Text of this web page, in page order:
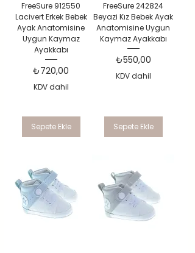
FreeSure 912550
Lacivert Erkek Bebek
Ayak Anatomisine
Uygun Kaymaz
Ayakkabı
Fiyat
₺720,00
KDV dahil
Sepete Ekle
FreeSure 242824
Beyazi Kız Bebek Ayak
Anatomisine Uygun
Kaymaz Ayakkabı
Fiyat
₺550,00
KDV dahil
Sepete Ekle